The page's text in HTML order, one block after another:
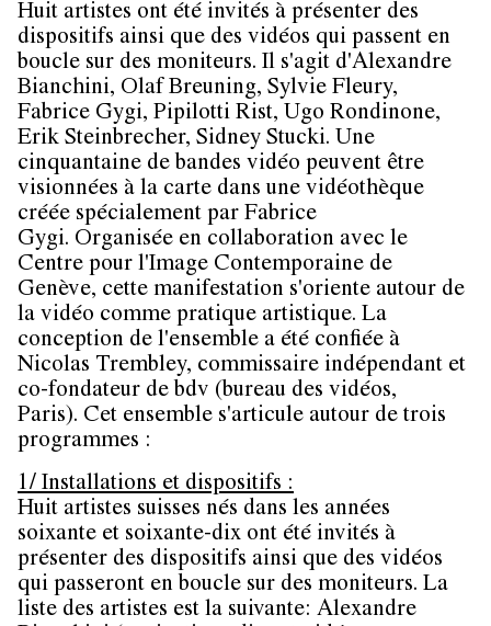
Huit artistes ont été invités à présenter des
dispositifs ainsi que des vidéos qui passent en
boucle sur des moniteurs. Il s'agit d'Alexandre
Bianchini, Olaf Breuning, Sylvie Fleury,
Fabrice Gygi, Pipilotti Rist, Ugo Rondinone,
Erik Steinbrecher, Sidney Stucki. Une
cinquantaine de bandes vidéo peuvent être
visionnées à la carte dans une vidéothèque
créée spécialement par Fabrice
Gygi. Organisée en collaboration avec le
Centre pour l'Image Contemporaine de
Genève, cette manifestation s'oriente autour de
la vidéo comme pratique artistique. La
conception de l'ensemble a été confiée à
Nicolas Trembley, commissaire indépendant et
co-fondateur de bdv (bureau des vidéos,
Paris). Cet ensemble s'articule autour de trois
programmes :
1/ Installations et dispositifs :
Huit artistes suisses nés dans les années
soixante et soixante-dix ont été invités à
présenter des dispositifs ainsi que des vidéos
qui passeront en boucle sur des moniteurs. La
liste des artistes est la suivante: Alexandre